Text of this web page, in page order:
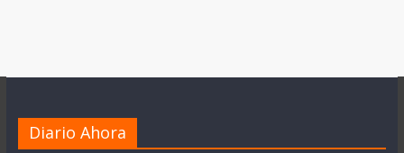
Diario Ahora